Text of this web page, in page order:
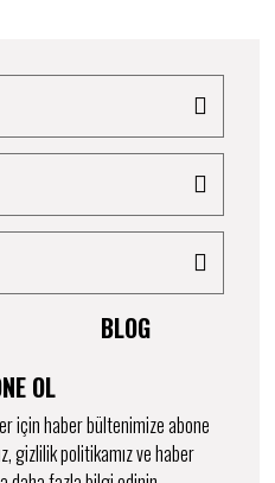
BLOG
OL
için haber bültenimize abone
gizlilik politikamız ve haber